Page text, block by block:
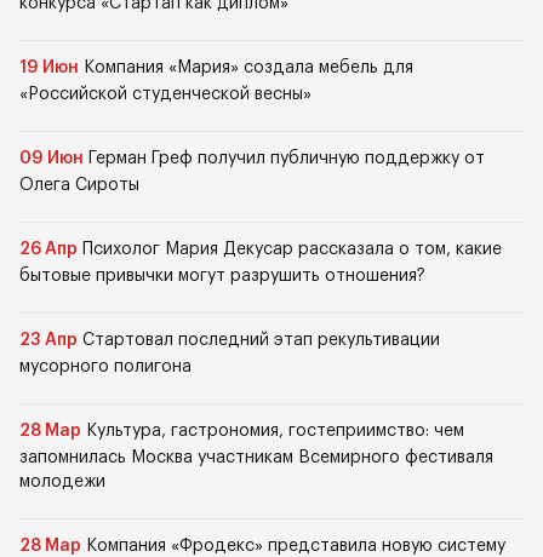
конкурса «Стартап как диплом»
19 Июн Компания «Мария» создала мебель для
«Российской студенческой весны»
09 Июн
Герман Греф получил публичную поддержку от
Олега Сироты
26 Апр
Психолог Мария Декусар рассказала о том, какие
бытовые привычки могут разрушить отношения?
23 Апр Стартовал последний этап рекультивации
мусорного полигона
28 Мар Культура, гастрономия, гостеприимство: чем
запомнилась Москва участникам Всемирного фестиваля
молодежи
28 Мар Компания «Фродекс» представила новую систему